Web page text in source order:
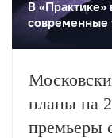
В «Практике»
современные
планы на
премьеры